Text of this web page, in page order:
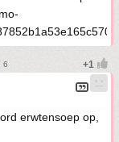
6
erwtensoep op,